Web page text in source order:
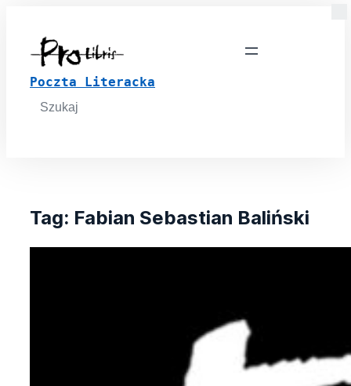
Poczta Literacka
Search
for:
Tag: Fabian Sebastian Baliński